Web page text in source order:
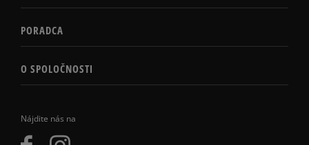
Nájdite nás na
PORADCA
O SPOLOČNOSTI